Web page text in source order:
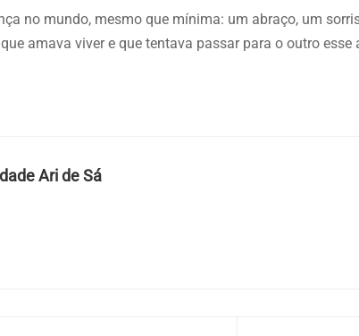
no mundo, mesmo que mínima: um abraço, um
amava viver e que tentava passar para o outro esse
Ari de Sá